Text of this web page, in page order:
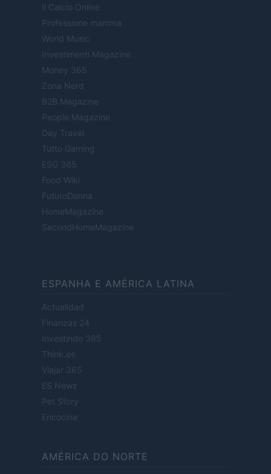
Il Calcio Online
Professione mamma
World Music
Investimenti Magazine
Money 365
Zona Nerd
B2B Magazine
People Magazine
Day Travel
Tutto Gaming
ESG 365
Food Wiki
FuturoDonna
HomeMagazine
SecondHomeMagazine
ESPANHA E AMÉRICA LATINA
Actualidad
Finanzas 24
Investindo 365
Think.es
Viajar 365
ES Newz
Pet Story
Encocina
AMÉRICA DO NORTE